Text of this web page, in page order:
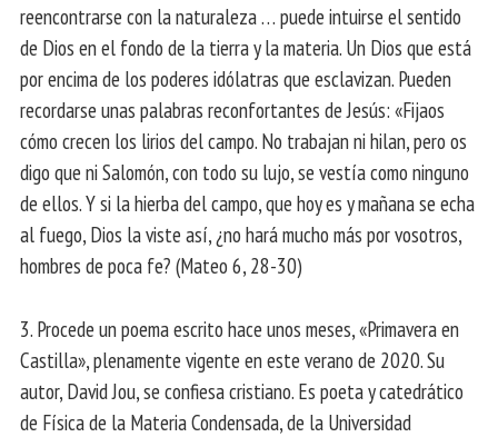
reencontrarse con la naturaleza … puede intuirse el sentido
de Dios en el fondo de la tierra y la materia. Un Dios que está
por encima de los poderes idólatras que esclavizan. Pueden
recordarse unas palabras reconfortantes de Jesús: «Fijaos
cómo crecen los lirios del campo. No trabajan ni hilan, pero os
digo que ni Salomón, con todo su lujo, se vestía como ninguno
de ellos. Y si la hierba del campo, que hoy es y mañana se echa
al fuego, Dios la viste así, ¿no hará mucho más por vosotros,
hombres de poca fe? (Mateo 6, 28-30)
3. Procede un poema escrito hace unos meses, «Primavera en
Castilla», plenamente vigente en este verano de 2020. Su
autor, David Jou, se confiesa cristiano. Es poeta y catedrático
de Física de la Materia Condensada, de la Universidad